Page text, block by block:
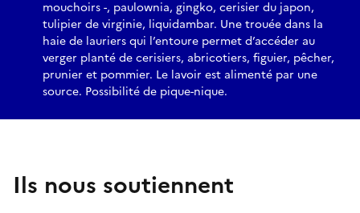
mouchoirs -, paulownia, gingko, cerisier du japon,
tulipier de virginie, liquidambar. Une trouée dans la
haie de lauriers qui l’entoure permet d’accéder au
verger planté de cerisiers, abricotiers, figuier, pêcher,
prunier et pommier. Le lavoir est alimenté par une
source. Possibilité de pique-nique.
Ils nous soutiennent